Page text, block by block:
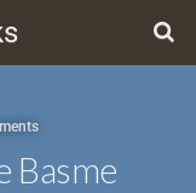
Basme